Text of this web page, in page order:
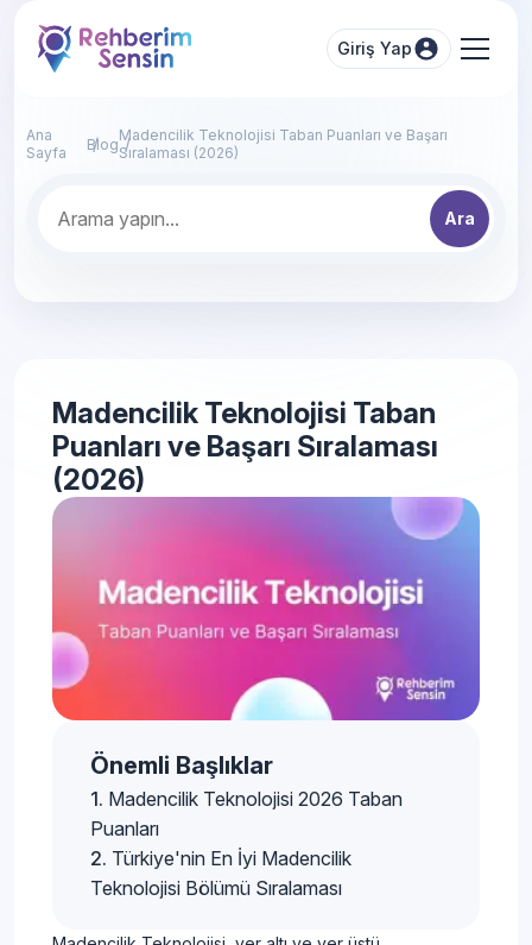
Giriş Yap
Ana
Sayfa
BlogMadencilik Teknolojisi Taban Puanları ve Başarı
Sıralaması (2026)
Ara
Madencilik Teknolojisi Taban
Puanları ve Başarı Sıralaması
(2026)
Önemli Başlıklar
Madencilik Teknolojisi 2026 Taban
Puanları
Türkiye'nin En İyi Madencilik
Teknolojisi Bölümü Sıralaması